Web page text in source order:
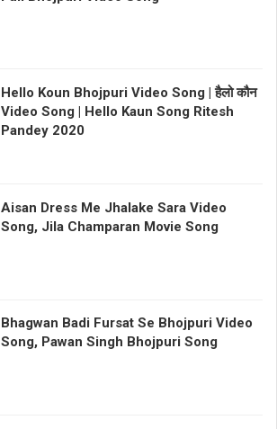
Hello Koun Bhojpuri Video Song | हैलो कौन
Video Song | Hello Kaun Song Ritesh
Pandey 2020
Aisan Dress Me Jhalake Sara Video
Song, Jila Champaran Movie Song
Bhagwan Badi Fursat Se Bhojpuri Video
Song, Pawan Singh Bhojpuri Song